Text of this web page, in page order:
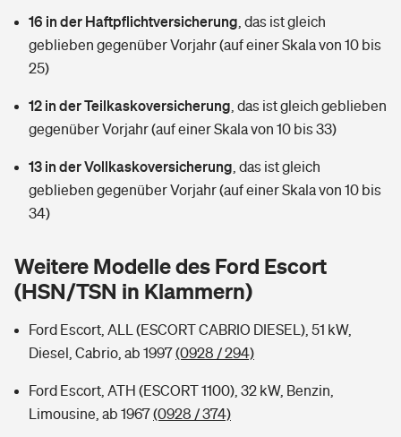
Wer versichert was: Jetzt Versicherer finden
Sie haben Fragen?
Mietkautionsversicherung
Restkreditversicherung
Tools
Hochwasser-Check: Wie gefährdet ist Ihr Haus?
Sie haben Fragen?
Kinderinvalidität
Hundehalter-Haftpflicht
Handyversicherung
Private Cyberversicherung
Zur Übersicht
Tierkrankenversicherung
Zur Übersicht
Tools
Wer versichert was: Jetzt Versicherer finden
Rentenrechner: Wie viel Geld bekomme ich im Alter?
16 in der Haftpflichtversicherung das ist gleich
geblieben gegenüber Vorjahr (auf einer Skala von 10 bis
25)
12 in der Teilkaskoversicherung das ist gleich geblieben
gegenüber Vorjahr (auf einer Skala von 10 bis 33)
13 in der Vollkaskoversicherung das ist gleich
geblieben gegenüber Vorjahr (auf einer Skala von 10 bis
34)
Weitere Modelle des Ford Escort
(HSN/TSN in Klammern)
Ford Escort, ALL (ESCORT CABRIO DIESEL), 51 kW,
Diesel, Cabrio, ab 1997(0928 / 294)
Ford Escort, ATH (ESCORT 1100), 32 kW, Benzin,
Limousine, ab 1967(0928 / 374)